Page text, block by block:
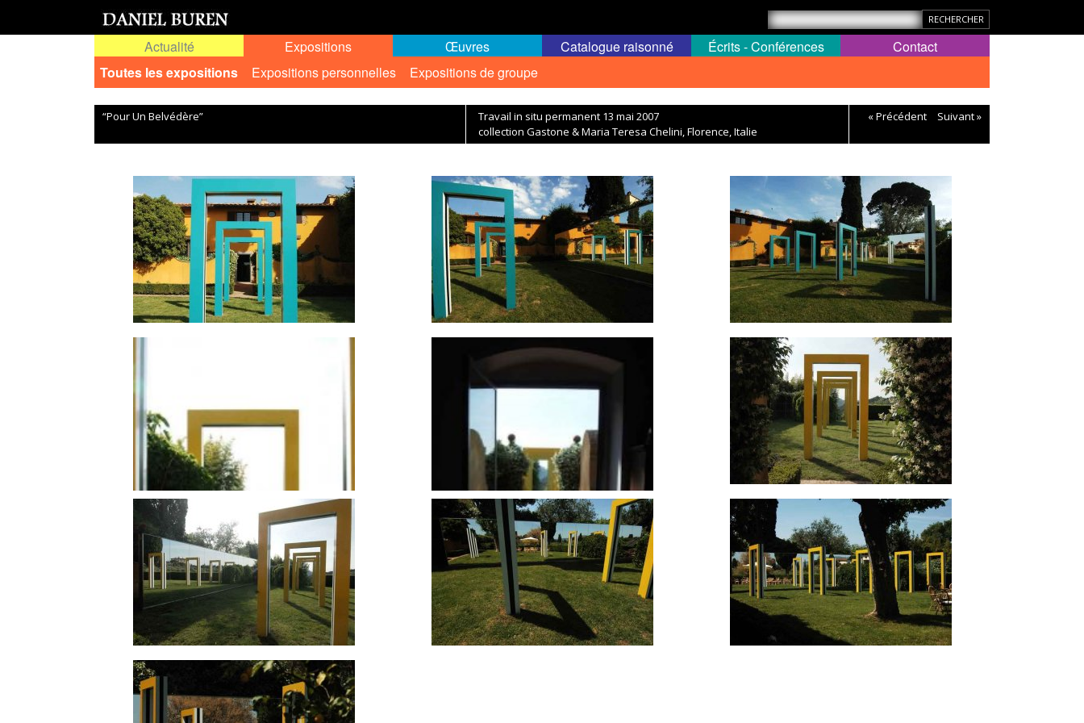
Actualité
Expositions
Toutes les expositions
Expositions personnelles Expositions de groupe
Œuvres Catalogue raisonné Écrits - Conférences Contact
“Pour Un Belvédère”
Travail in situ permanent 13 mai 2007
collection Gastone & Maria Teresa Chelini, Florence, Italie
« Précédent Suivant »